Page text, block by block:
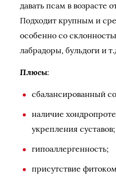
давать псам в возрасте
Подходит крупным и
особенно со
лабрадоры, бульдоги и
Плюсы:
сбалансированный
наличие
укрепления суставов;
гипоаллергенность;
присутствие